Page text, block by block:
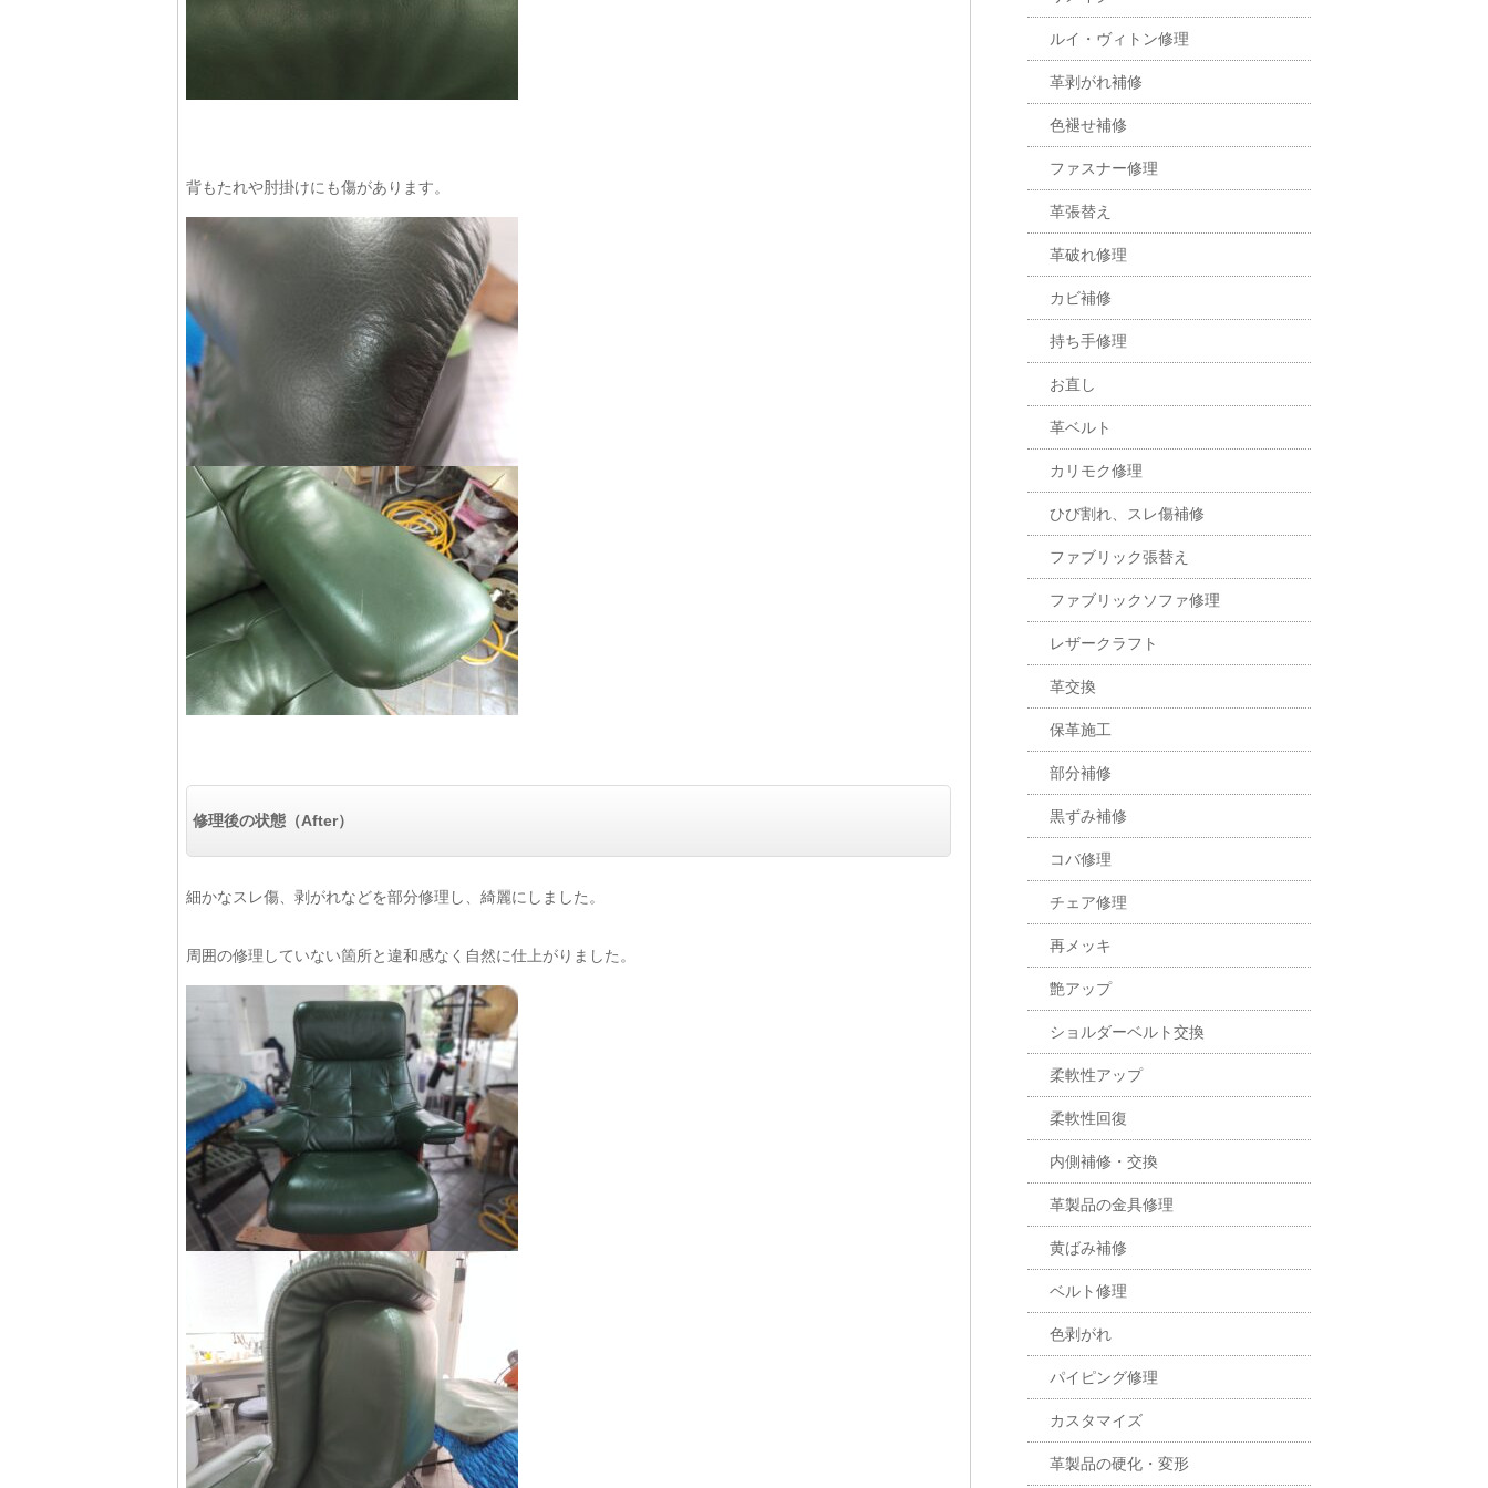
背もたれや肘掛けにも傷があります。
修理後の状態（After）
細かなスレ傷、剥がれなどを部分修理し、綺麗にしました。
周囲の修理していない箇所と違和感なく自然に仕上がりました。
ルイ・ヴィトン修理
革剥がれ補修
色褪せ補修
ファスナー修理
革張替え
革破れ修理
カビ補修
持ち手修理
お直し
革ベルト
カリモク修理
ひび割れ、スレ傷補修
ファブリック張替え
ファブリックソファ修理
レザークラフト
革交換
保革施工
部分補修
黒ずみ補修
コバ修理
チェア修理
再メッキ
艶アップ
ショルダーベルト交換
柔軟性アップ
柔軟性回復
内側補修・交換
革製品の金具修理
黄ばみ補修
ベルト修理
色剥がれ
パイピング修理
カスタマイズ
革製品の硬化・変形